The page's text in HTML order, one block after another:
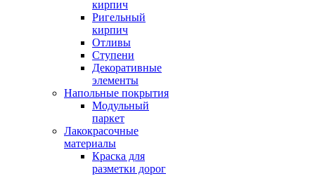
кирпич
Ригельный
кирпич
Отливы
Ступени
Декоративные
элементы
Напольные покрытия
Модульный
паркет
Лакокрасочные
материалы
Краска для
разметки дорог